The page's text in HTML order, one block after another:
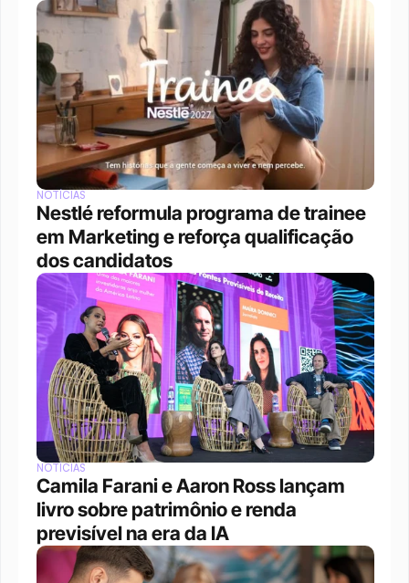
NOTÍCIAS
Nestlé reformula programa de trainee
em Marketing e reforça qualificação
dos candidatos
NOTÍCIAS
Camila Farani e Aaron Ross lançam
livro sobre patrimônio e renda
previsível na era da IA